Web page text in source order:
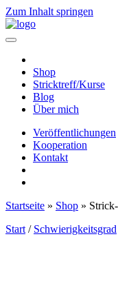
Zum Inhalt springen
Hauptnavigation
Shop
Stricktreff/Kurse
Blog
Über mich
Veröffentlichungen
Kooperation
Kontakt
Startseite » Shop »
Start / Schwierigkeitsgrad